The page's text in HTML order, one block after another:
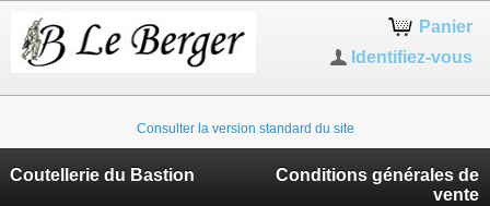
Panier
Identifiez-vous
Consulter la version standard du site
Coutellerie du Bastion
Conditions générales de
vente